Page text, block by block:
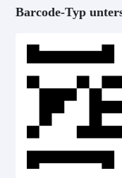
Barcode-Typ